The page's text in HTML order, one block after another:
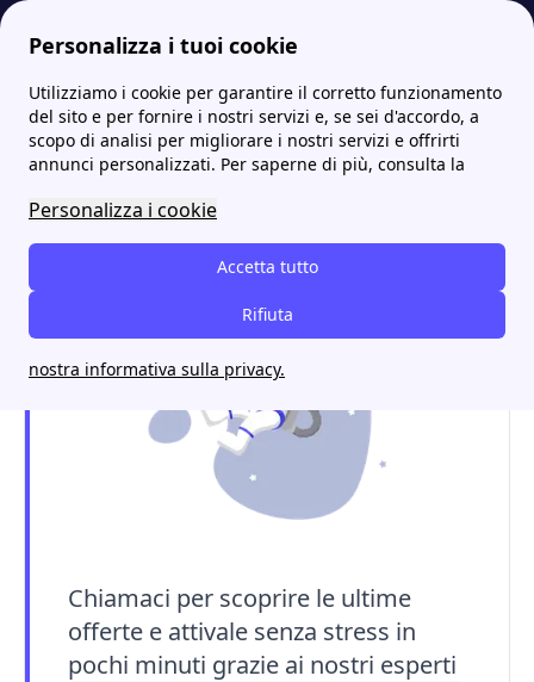
Personalizza i tuoi cookie
Utilizziamo i cookie per garantire il corretto funzionamento
del sito e per fornire i nostri servizi e, se sei d'accordo, a
scopo di analisi per migliorare i nostri servizi e offrirti
annunci personalizzati. Per saperne di più, consulta la
Personalizza i cookie
Accetta tutto
Rifiuta
nostra informativa sulla privacy.
Internet Casa More Internet guida nella tecnologia. Funzionalità di Fibra, ADSL Latenza della connessione: cos'è e a cosa serve
Latenza della connessione:
cos'è e a cosa serve
Chiamaci per scoprire le ultime
offerte e attivale senza stress in
pochi minuti grazie ai nostri esperti